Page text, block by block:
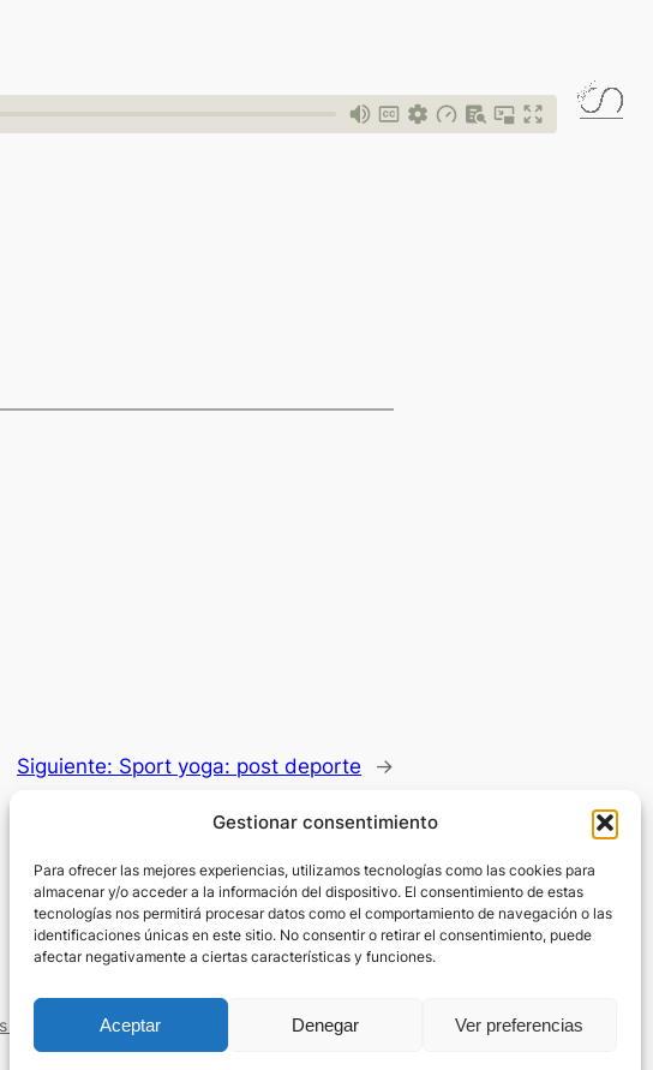
Gestionar consentimiento
Para ofrecer las mejores experiencias, utilizamos tecnologías como las cookies para
almacenar y/o acceder a la información del dispositivo. El consentimiento de estas
tecnologías nos permitirá procesar datos como el comportamiento de navegación o las
identificaciones únicas en este sitio. No consentir o retirar el consentimiento, puede
afectar negativamente a ciertas características y funciones.
Aceptar Denegar Ver preferencias
Siguiente: Sport yoga: post deporte →
del servicioAviso Legal